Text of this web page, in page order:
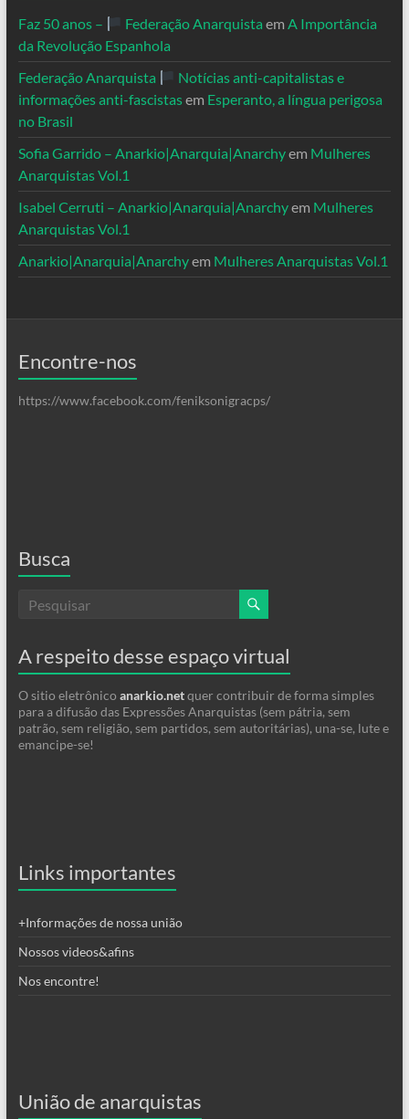
Faz 50 anos – Federação Anarquista em A Importância
da Revolução Espanhola
Federação Anarquista
Notícias anti-capitalistas e
informações anti-fascistasem Esperanto, a língua perigosa
no Brasil
Sofia Garrido – Anarkio|Anarquia|Anarchyem Mulheres
Anarquistas Vol.1
Isabel Cerruti – Anarkio|Anarquia|Anarchyem Mulheres
Anarquistas Vol.1
Anarkio|Anarquia|Anarchyem Mulheres Anarquistas Vol.1
Encontre-nos
https://www.facebook.com/feniksonigracps/
Busca
A respeito desse espaço virtual
O sitio eletrônico anarkio.netquer contribuir de forma simples
para a difusão das Expressões Anarquistas (sem pátria, sem
patrão, sem religião, sem partidos, sem autoritárias), una-se, lute e
emancipe-se!
Links importantes
+Informações de nossa união
Nossos videos&afins
Nos encontre!
União de anarquistas